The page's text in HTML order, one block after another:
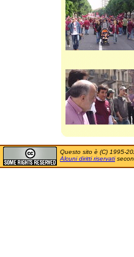
Questo sito è (C) 1995-
Alcuni diritti riservati